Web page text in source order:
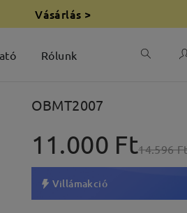
Vásárlás >
Rólunk
OBMT2007
11.000 Ft14.596
Villámakció